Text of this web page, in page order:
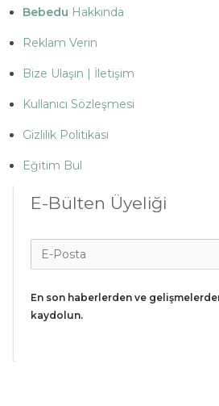
Bebedu Hakkında
Reklam Verin
Bize Ulaşın | İletişim
Kullanıcı Sözleşmesi
Gizlilik Politikası
Eğitim Bul
E-Bülten Üyeliği
En son haberlerden ve
kaydolun.